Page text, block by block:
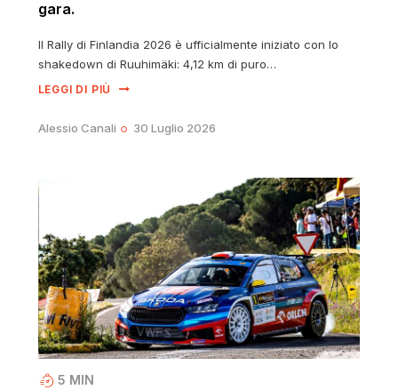
gara.
Il Rally di Finlandia 2026 è ufficialmente iniziato con lo
shakedown di Ruuhimäki: 4,12 km di puro…
LEGGI DI PIÙ
Alessio Canali 30 Luglio 2026
5 MIN